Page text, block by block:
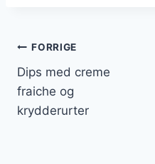
FORRIGE
Dips med creme
fraiche og
krydderurter